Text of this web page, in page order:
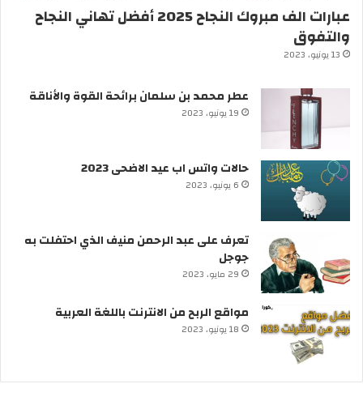
عبارات الف مبروك النجاح 2025 أفضل تهاني النجاح
والتفوق
13 يونيو، 2023
عطر محمد بن سلمان برائحة القوة والأناقة
19 يونيو، 2023
حالات واتس اب عيد الاضحى 2023
6 يونيو، 2023
تعرف على عبد الرحمن منيف الذي احتفلت به
جوجل
29 مايو، 2023
مواقع الربح من الانترنت باللغة العربية
18 يونيو، 2023